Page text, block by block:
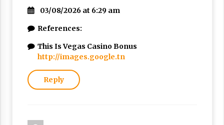
03/08/2026 at 6:29 am
References:
This Is Vegas Casino Bonus
http://images.google.tn
Reply